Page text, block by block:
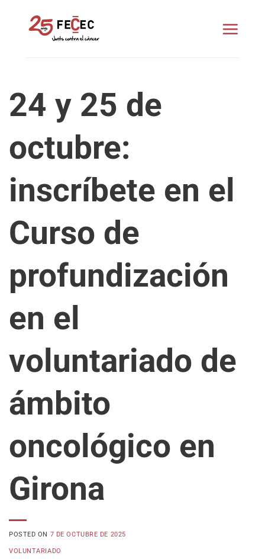
contenido
24 y 25 de
octubre:
inscríbete en el
Curso de
profundización
en el
voluntariado de
ámbito
oncológico en
Girona
POSTED ON 7 DE OCTUBRE DE 2025
VOLUNTARIADO